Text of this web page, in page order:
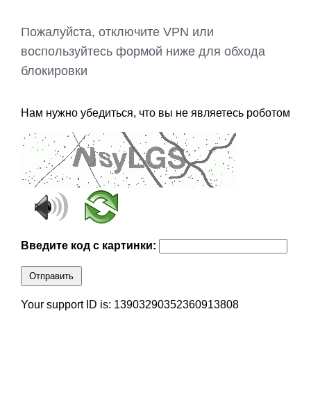
Пожалуйста, отключите VPN или
воспользуйтесь формой ниже для обхода
блокировки
Нам нужно убедиться, что вы не являетесь роботом
Введите код с картинки:
Отправить
Your support ID is: 13903290352360913808